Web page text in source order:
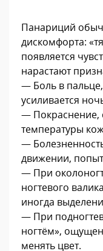
Панариций
дискомфорта:
появляется
нарастают
— Боль в
усиливается
— Покраснение,
температуры
—
движении,
— При
ногтевого
иногда
— При
ногтём»,
менять цвет.